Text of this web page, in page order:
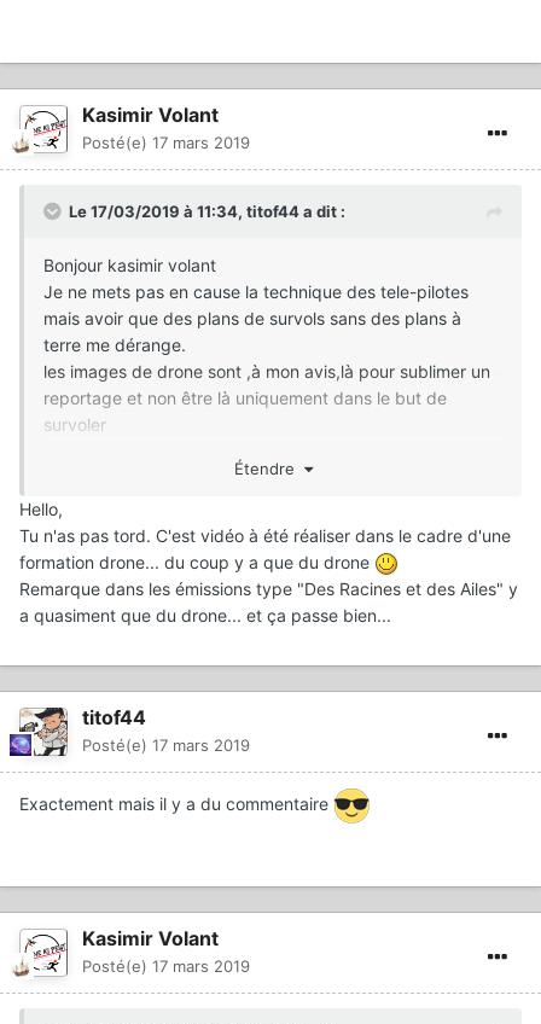
Kasimir Volant
Posté(e) 17 mars 2019
Le 17/03/2019 à 11:34, titof44a dit :
Bonjour kasimir volant
Je ne mets pas en cause la technique des tele-pilotes
mais avoir que des plans de survols sans des plans à
terre me dérange.
les images de drone sont ,à mon avis,là pour sublimer un
reportage et non être là uniquement dans le but de
survoler
Étendre
Hello,
Tu n'as pas tord. C'est vidéo à été réaliser dans le cadre d'une
formation drone... du coup y a que du drone
Remarque dans les émissions type "Des Racines et des Ailes" y
a quasiment que du drone... et ça passe bien...
titof44
Posté(e) 17 mars 2019
Exactement mais il y a du commentaire
Kasimir Volant
Posté(e) 17 mars 2019